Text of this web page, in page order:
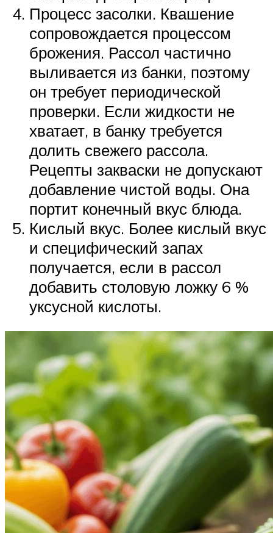
Процесс засолки. Квашение
сопровождается процессом
брожения. Рассол частично
выливается из банки, поэтому
он требует периодической
проверки. Если жидкости не
хватает, в банку требуется
долить свежего рассола.
Рецепты закваски не допускают
добавление чистой воды. Она
портит конечный вкус блюда.
Кислый вкус. Более кислый вкус
и специфический запах
получается, если в рассол
добавить столовую ложку 6 %
уксусной кислоты.